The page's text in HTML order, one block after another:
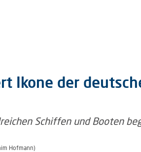
Ikone der
Hofmann)